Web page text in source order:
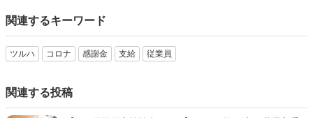
関連するキーワード
ツルハ コロナ 感謝金 支給 従業員
関連する投稿